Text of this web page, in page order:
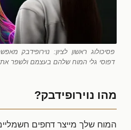
פסיכולוג ראשון לציון: נוירופידבק
דפוסי גלי המוח שלהם בעצמם ולשפר
מהו נוירופידבק?
המוח שלך מייצר דחפים